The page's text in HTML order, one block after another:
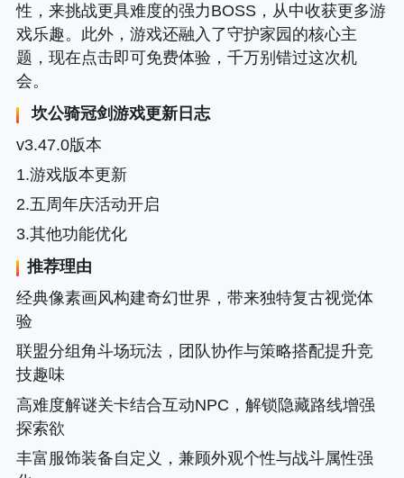
性，来挑战更具难度的强力BOSS，从中收获更多游
戏乐趣。此外，游戏还融入了守护家园的核心主
题，现在点击即可免费体验，千万别错过这次机
会。
坎公骑冠剑游戏更新日志
v3.47.0版本
1.游戏版本更新
2.五周年庆活动开启
3.其他功能优化
推荐理由
经典像素画风构建奇幻世界，带来独特复古视觉体
验
联盟分组角斗场玩法，团队协作与策略搭配提升竞
技趣味
高难度解谜关卡结合互动NPC，解锁隐藏路线增强
探索欲
丰富服饰装备自定义，兼顾外观个性与战斗属性强